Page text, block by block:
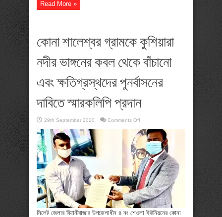
Read More »
কোনা শালেশ্বর গ্রামকে কুশিয়ারা
নদীর ভাঙ্গনের কবল থেকে বাঁচানো
এবং ক্ষতিগ্রস্থদের পুনর্বাসনের
দাবিতে স্মারকলিপি প্রদান
29th September 2020 Comments Offon
শালেশ্বর
গ্রামকে
কুশিয়ারা
নদীর
ভাঙ্গনের
কবল
থেকে
বাঁচানো
এবং
ক্ষতিগ্রস্থদের
পুনর্বাসনের
দাবিতে
স্মারকলিপি
প্রদান
সিলেট জেলার বিয়ানীবাজার উপজেলাধীন ৪ নং শেওলা ইউনিয়নের কোনা